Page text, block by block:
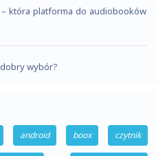
która platforma do audiobooków
wybór?
android boox czytnik